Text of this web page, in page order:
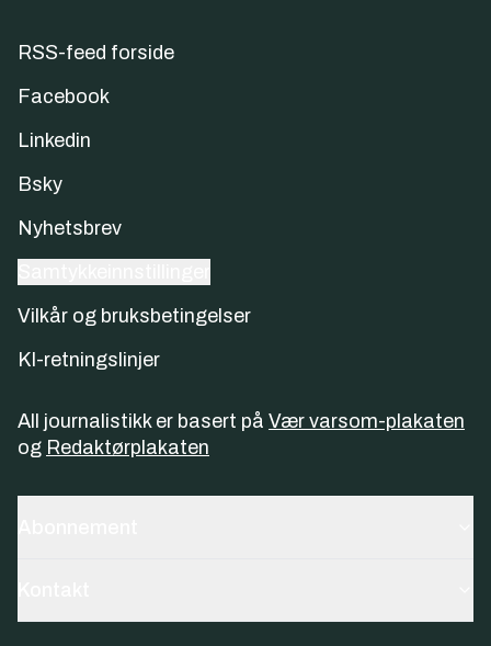
RSS-feed forside
Facebook
Linkedin
Bsky
Nyhetsbrev
Vilkår og bruksbetingelser
KI-retningslinjer
All journalistikk er basert på Vær varsom-plakaten
og Redaktørplakaten